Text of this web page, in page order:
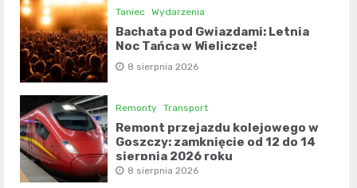
Taniec Wydarzenia
Bachata pod Gwiazdami: Letnia
Noc Tańca w Wieliczce!
8 sierpnia 2026
Remonty Transport
Remont przejazdu kolejowego w
Goszczy: zamknięcie od 12 do 14
sierpnia 2026 roku
8 sierpnia 2026